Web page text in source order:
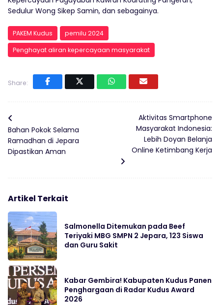
Sedulur Wong Sikep Samin, dan sebagainya.
PAKEM Kudus
pemilu 2024
Penghayat aliran kepercayaan masyarakat
Share:
Bahan Pokok Selama
Ramadhan di Jepara
Dipastikan Aman
Aktivitas Smartphone
Masyarakat Indonesia:
Lebih Doyan Belanja
Online Ketimbang Kerja
Artikel Terkait
Salmonella Ditemukan pada Beef
Teriyaki MBG SMPN 2 Jepara, 123 Siswa
dan Guru Sakit
Kabar Gembira! Kabupaten Kudus Panen
Penghargaan di Radar Kudus Award
2026